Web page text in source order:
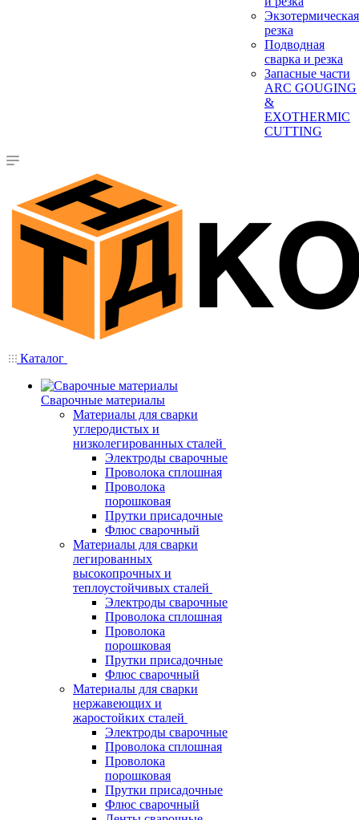
Экзотермическая
резка
Подводная
сварка и резка
Запасные части
ARC GOUGING
&
EXOTHERMIC
CUTTING
Каталог
Сварочные материалы
Материалы для сварки
углеродистых и
низколегированных сталей
Электроды сварочные
Проволока сплошная
Проволока
порошковая
Прутки присадочные
Флюс сварочный
Материалы для сварки
легированных
высокопрочных и
теплоустойчивых сталей
Электроды сварочные
Проволока сплошная
Проволока
порошковая
Прутки присадочные
Флюс сварочный
Материалы для сварки
нержавеющих и
жаростойких сталей
Электроды сварочные
Проволока сплошная
Проволока
порошковая
Прутки присадочные
Флюс сварочный